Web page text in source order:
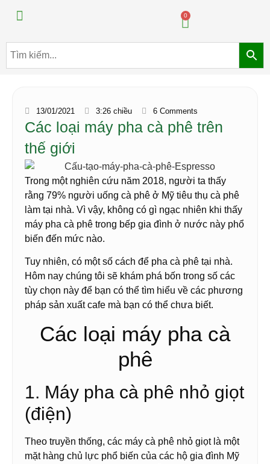
0
13/01/2021 3:26 chiều 6 Comments
Các loại máy pha cà phê trên
thế giới
Trong một nghiên cứu năm 2018, người ta thấy
rằng 79% người uống cà phê ở Mỹ tiêu thụ cà phê
làm tại nhà. Vì vậy, không có gì ngạc nhiên khi thấy
máy pha cà phê trong bếp gia đình ở nước này phổ
biến đến mức nào.
Tuy nhiên, có một số cách để pha cà phê tại nhà.
Hôm nay chúng tôi sẽ khám phá bốn trong số các
tùy chọn này để bạn có thể tìm hiểu về các phương
pháp sản xuất cafe mà bạn có thể chưa biết.
Các loại máy pha cà
phê
1. Máy pha cà phê nhỏ giọt
(điện)
Theo truyền thống, các máy cà phê nhỏ giọt là một
mặt hàng chủ lực phổ biến của các hộ gia đình Mỹ